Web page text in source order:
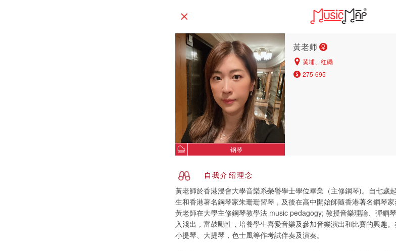
钢琴
黃老师
黄埔、红磡
275-695
自我介绍理念
黃老師於香港浸會大學音樂系榮譽學士學位畢業（主修鋼琴)。自七歲
生和香港著名鋼琴家朱珊珊習琴，及後在高中開始師隨香港著名鋼琴家
黃老師在大學主修鋼琴教學法 music pedagogy; 教授音樂理論、彈鋼
入淺出，富鼓勵性，培養學生喜愛音樂及參加音樂演出和比賽的興趣。
小提琴、大提琴，色士風等作考試伴奏及演奏。